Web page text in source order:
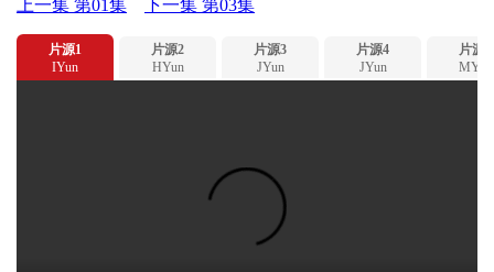
上一集 第01集
下一集 第03集
片源1
IYun
片源2
HYun
片源3
JYun
片源4
JYun
片源5
MYun